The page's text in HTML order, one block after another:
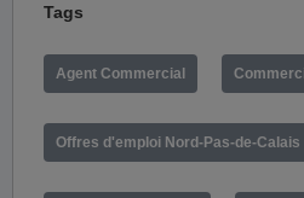
Tags
Agent Commercial
Offres d'emploi Nord-Pas-de-Calais